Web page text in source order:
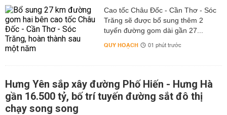
Cao tốc Châu Đốc - Cần Thơ - Sóc
Trăng sẽ được bổ sung thêm 2
tuyến đường gom dài gần 27...
QUY HOẠCH 01 phút trước
Hưng Yên sắp xây đường Phố Hiến - Hưng Hà
gần 16.500 tỷ, bố trí tuyến đường sắt đô thị
chạy song song